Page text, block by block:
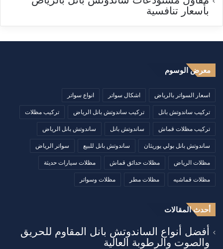
بأسعار تنافسية
معرض الوسوم
اسعار السواتر بالرياض اشكال سواتر انواع سواتر
تركيب ساندوتش بانل تركيب ساندوتش بانل الرياض تركيب مظلات
تركيب مظلات قماش ساندوتش بانل ساندوتش بانل الرياض
ساندوتش بانل بولي يوريثان ساندوتش بانل للبيع سواتر الرياض
مظلات الرياض مظلات حدائق قماش مظلات سيارات حديثة
مظلات قماشيه مظلات مطر مظلات وسواتر
أحدث المقالات
أفضل أنواع الساندوتش بانل المقاوم للحريق
والصوت والرطوبة العالية